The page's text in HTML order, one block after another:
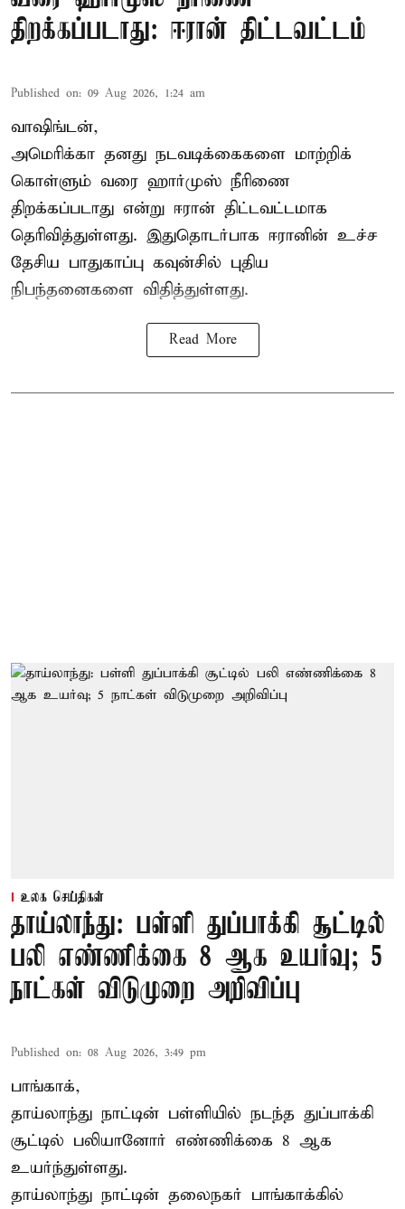
திறக்கப்படாது: ஈரான் திட்டவட்டம்
Published on: 09 Aug 2026, 1:24 am
வாஷிங்டன்,
அமெரிக்கா தனது நடவடிக்கைகளை மாற்றிக்
கொள்ளும் வரை ஹார்முஸ் நீரிணை
திறக்கப்படாது என்று ஈரான் திட்டவட்டமாக
தெரிவித்துள்ளது. இதுதொடர்பாக ஈரானின் உச்ச
தேசிய பாதுகாப்பு கவுன்சில் புதிய
நிபந்தனைகளை விதித்துள்ளது.
Read More
உலக செய்திகள்
தாய்லாந்து: பள்ளி துப்பாக்கி சூட்டில்
பலி எண்ணிக்கை 8 ஆக உயர்வு; 5
நாட்கள் விடுமுறை அறிவிப்பு
Published on: 08 Aug 2026, 3:49 pm
பாங்காக்,
தாய்லாந்து நாட்டின் பள்ளியில் நடந்த துப்பாக்கி
சூட்டில் பலியானோர் எண்ணிக்கை 8 ஆக
உயர்ந்துள்ளது.
தாய்லாந்து நாட்டின் தலைநகர் பாங்காக்கில்